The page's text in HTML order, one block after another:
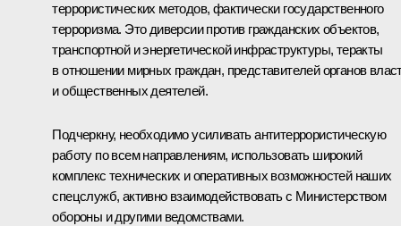
террористических методов, фактически государственного
терроризма. Это диверсии против гражданских объектов,
транспортной и энергетической инфраструктуры, теракты
в отношении мирных граждан, представителей органов
и общественных деятелей.
Подчеркну, необходимо усиливать антитеррористическую
работу по всем направлениям, использовать широкий
комплекс технических и оперативных возможностей наших
спецслужб, активно взаимодействовать с Министерством
обороны и другими ведомствами.